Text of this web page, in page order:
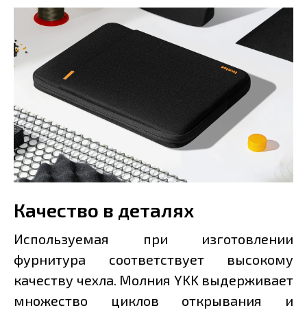
Качество в деталях
Используемая при изготовлении
фурнитура соответствует высокому
качеству чехла. Молния YKK выдерживает
множество циклов открывания и